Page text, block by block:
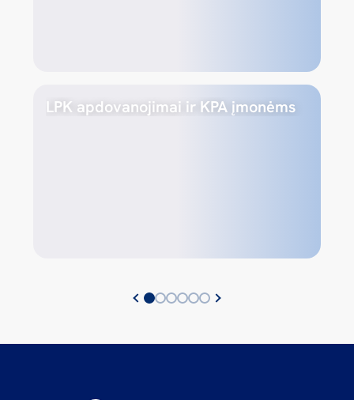
LPK apdovanojimai ir KPA įmonėms